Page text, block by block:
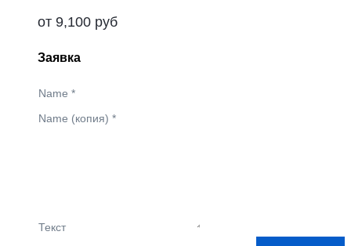
от 9,100 руб
Заявка
Name *
Name (копия) *
Текст